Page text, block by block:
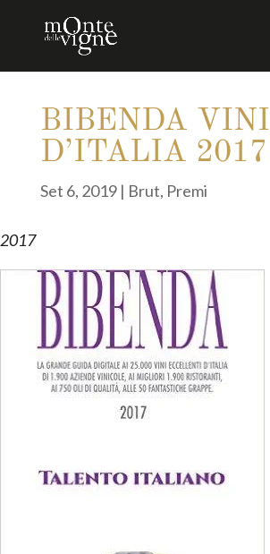
BIBENDA VINI
D’ITALIA 2017
Set 6, 2019| Brut, Premi
2017